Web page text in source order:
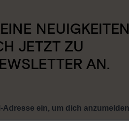
NEUIGKEITEN
JETZT ZU
AN.